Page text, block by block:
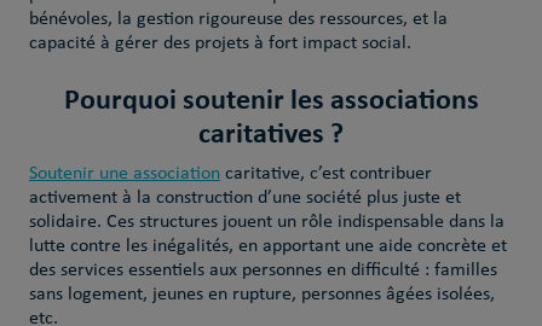
bénévoles, la gestion rigoureuse des ressources, et la
capacité à gérer des projets à fort impact social.
Pourquoi soutenir les associations
caritatives ?
Soutenir une associationcaritative, c’est contribuer
activement à la construction d’une société plus juste et
solidaire. Ces structures jouent un rôle indispensable dans la
lutte contre les inégalités, en apportant une aide concrète et
des services essentiels aux personnes en difficulté : familles
sans logement, jeunes en rupture, personnes âgées isolées,
etc.